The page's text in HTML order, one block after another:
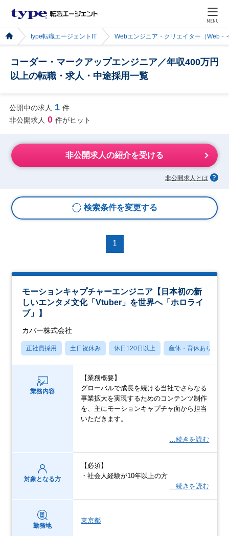
MENU
type転職エージェントIT Webエンジニア・クリエイター（Web・
コーダー・マークアップエンジニア／年収400万円
以上の転職・求人・中途採用一覧
公開中の求人 1 件
非公開求人 0 件がヒット
非公開求人の紹介を受ける
非公開求人とは
検索条件を変更する
1
モーションキャプチャーエンジニア【日本初の新
しいエンタメ文化「Vtuber」を世界へ「ホロライ
ブ」】
カバー株式会社
正社員採用 土日祝休み 休日120日以上 産休・育休あり
業務内容
【業務概要】
グローバルで成長を続ける当社でさらなる
事業拡大を実現するためのコンテンツ制作
を、主にモーションキャプチャ面から担当
いただきます。
…続きを読む
対象となる方
【必須】
・社会人経験が10年以上の方
…続きを読む
勤務地
東京都